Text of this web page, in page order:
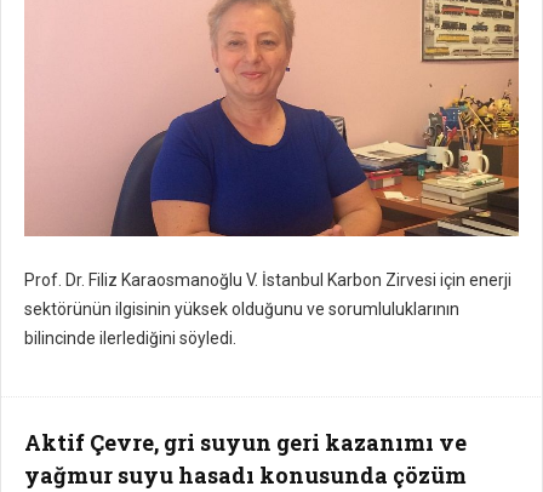
Prof. Dr. Filiz Karaosmanoğlu V. İstanbul Karbon Zirvesi için enerji
sektörünün ilgisinin yüksek olduğunu ve sorumluluklarının
bilincinde ilerlediğini söyledi.
Aktif Çevre, gri suyun geri kazanımı ve
yağmur suyu hasadı konusunda çözüm